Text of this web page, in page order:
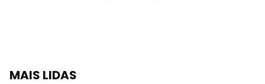
MAIS LIDAS